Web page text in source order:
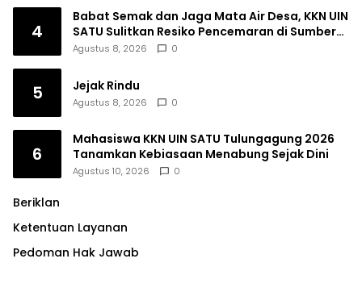
4
Babat Semak dan Jaga Mata Air Desa, KKN UIN
SATU Sulitkan Resiko Pencemaran di Sumber
Ngumbul
Agustus 8, 2026 0
5 Jejak Rindu
Agustus 8, 2026 0
6
Mahasiswa KKN UIN SATU Tulungagung 2026
Tanamkan Kebiasaan Menabung Sejak Dini
Agustus 10, 2026 0
Beriklan
Ketentuan Layanan
Pedoman Hak Jawab